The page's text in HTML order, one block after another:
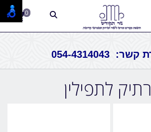
054-4314043
0
לתפילין